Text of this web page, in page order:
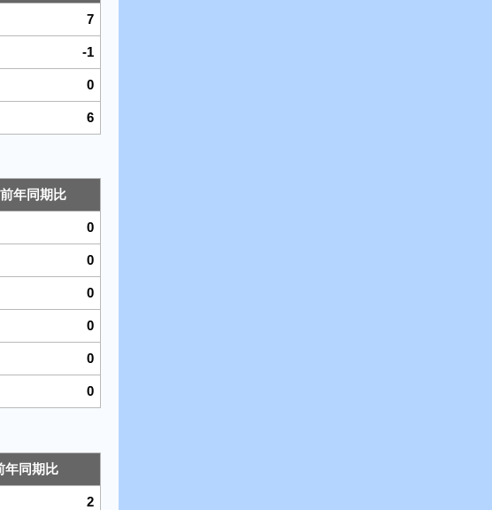
7
-1
0
6
前年同期比
0
0
0
0
0
0
年同期比
2